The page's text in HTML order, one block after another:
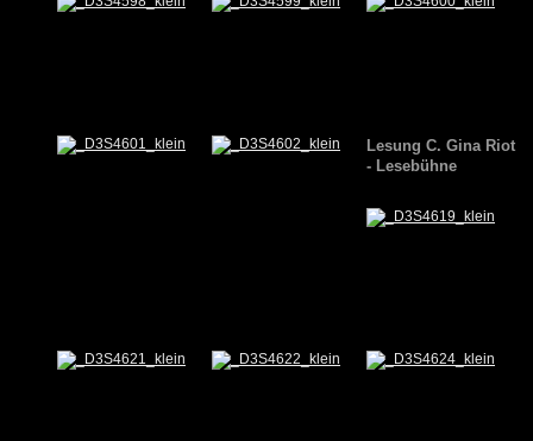
Lesung C. Gina Riot
- Lesebühne